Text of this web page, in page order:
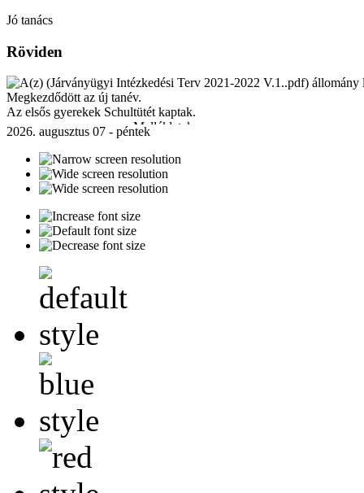
Jó tanács
Röviden
Megkezdődött az új tanév.
Az elsős gyerekek Schultütét kaptak.
Mellékletek:
2026. augusztus 07 - péntek